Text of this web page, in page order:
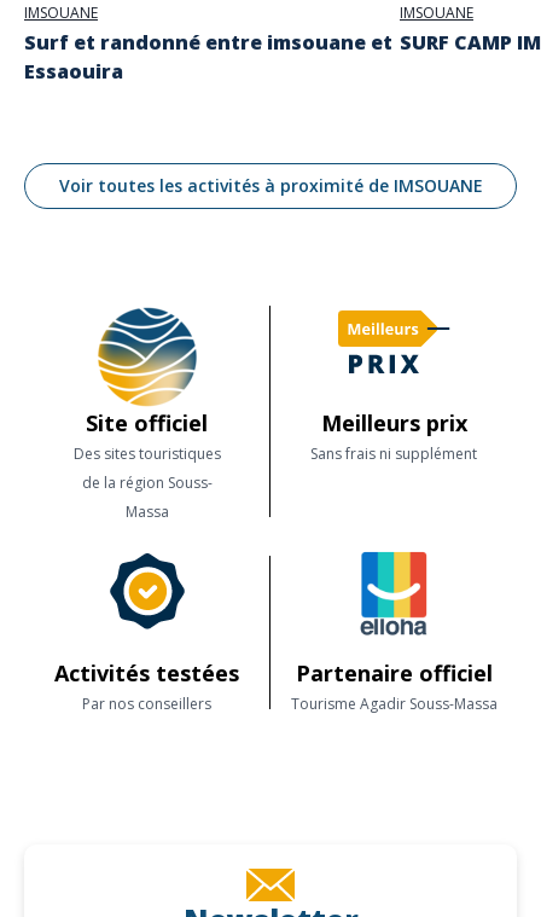
IMSOUANE
Surf et randonné entre imsouane et
Essaouira
IMSOUANE
SURF CAMP
Voir toutes les activités à proximité de IMSOUANE
Site officiel
Des sites touristiques
de la région Souss-
Massa
Meilleurs prix
Sans frais ni supplément
Activités testées
Par nos conseillers
Partenaire officiel
Tourisme Agadir Souss-Massa